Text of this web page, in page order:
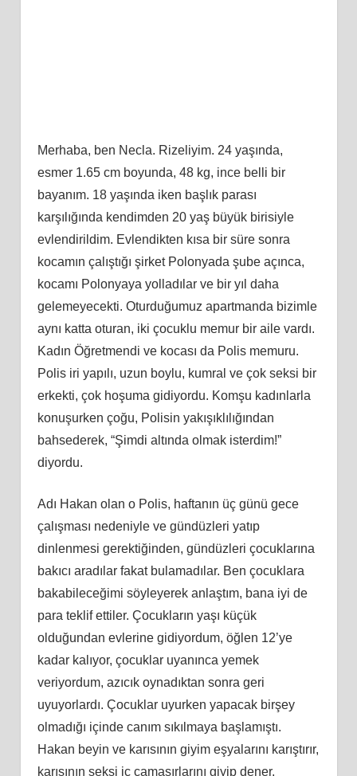
Merhaba, ben Necla. Rizeliyim. 24 yaşında,
esmer 1.65 cm boyunda, 48 kg, ince belli bir
bayanım. 18 yaşında iken başlık parası
karşılığında kendimden 20 yaş büyük birisiyle
evlendirildim. Evlendikten kısa bir süre sonra
kocamın çalıştığı şirket Polonyada şube açınca,
kocamı Polonyaya yolladılar ve bir yıl daha
gelemeyecekti. Oturduğumuz apartmanda bizimle
aynı katta oturan, iki çocuklu memur bir aile vardı.
Kadın Öğretmendi ve kocası da Polis memuru.
Polis iri yapılı, uzun boylu, kumral ve çok seksi bir
erkekti, çok hoşuma gidiyordu. Komşu kadınlarla
konuşurken çoğu, Polisin yakışıklılığından
bahsederek, “Şimdi altında olmak isterdim!”
diyordu.
Adı Hakan olan o Polis, haftanın üç günü gece
çalışması nedeniyle ve gündüzleri yatıp
dinlenmesi gerektiğinden, gündüzleri çocuklarına
bakıcı aradılar fakat bulamadılar. Ben çocuklara
bakabileceğimi söyleyerek anlaştım, bana iyi de
para teklif ettiler. Çocukların yaşı küçük
olduğundan evlerine gidiyordum, öğlen 12’ye
kadar kalıyor, çocuklar uyanınca yemek
veriyordum, azıcık oynadıktan sonra geri
uyuyorlardı. Çocuklar uyurken yapacak birşey
olmadığı içinde canım sıkılmaya başlamıştı.
Hakan beyin ve karısının giyim eşyalarını karıştırır,
karısının seksi iç çamaşırlarını giyip dener,